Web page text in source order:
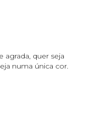
agrada, quer seja
numa única cor.